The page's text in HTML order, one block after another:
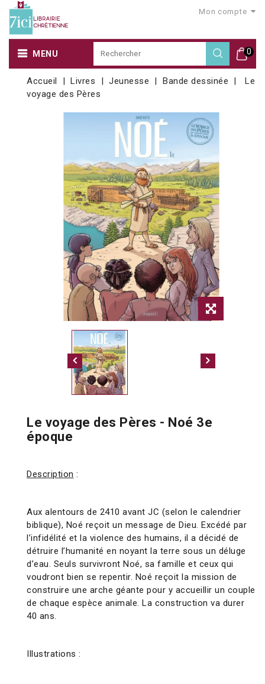
Mon compte
0
MENU
Accueil Livres Jeunesse Bande dessinée
Le
voyage des Pères
Le voyage des Pères - Noé 3e
époque
Description :
Aux alentours de 2410 avant JC (selon le calendrier
biblique), Noé reçoit un message de Dieu. Excédé par
l’infidélité et la violence des humains, il a décidé de
détruire l’humanité en noyant la terre sous un déluge
d’eau. Seuls survivront Noé, sa famille et ceux qui
voudront bien se repentir. Noé reçoit la mission de
construire une arche géante pour y accueillir un couple
de chaque espèce animale. La construction va durer
40 ans.
Illustrations :